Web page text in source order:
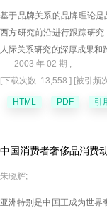
基于品牌关系的品牌理论
西方研究前沿进行跟踪研
人际关系研究的深厚成果
向。2003 年 02 期 ;
[下载次数: 13,558 ] [被引频
HTML PDF 引
中国消费者奢侈品消费
朱晓辉;
亚洲特别是中国正成为世界